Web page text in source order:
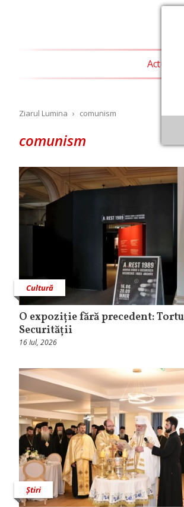
Ziarul Lumina › comunism
comunism
Cultură
O expoziție fără precedent:
Securității
16 Iul, 2026
Știri